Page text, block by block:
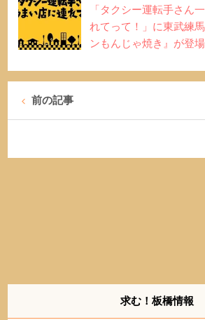
「タクシー運転手さん
れてって！」に東武練
ンもんじゃ焼き』が登場
前の記事
求む！板橋情報